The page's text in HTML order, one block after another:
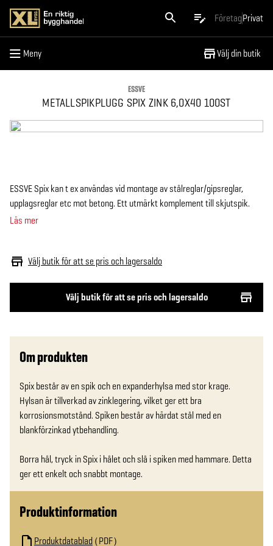
FöretagPrivat
Meny Välj din butik
Meny
ESSVE
METALLSPIKPLUGG SPIX ZINK 6,0X40 100ST
Välj butik för att se pris och lagersaldo
Välj butik för att se pris och lagersaldo
ESSVE Spix kan t ex användas vid montage av stålreglar/gipsreglar,
upplagsreglar etc mot betong. Ett utmärkt komplement till skjutspik.
Läs mer
Om produkten
Spix består av en spik och en expanderhylsa med stor krage.
Hylsan är tillverkad av zinklegering, vilket ger ett bra
korrosionsmotstånd. Spiken består av härdat stål med en
blankförzinkad ytbehandling.
Borra hål, tryck in Spix i hålet och slå i spiken med hammare. Detta
ger ett enkelt och snabbt montage.
Produktinformation
Produktdatablad PDF